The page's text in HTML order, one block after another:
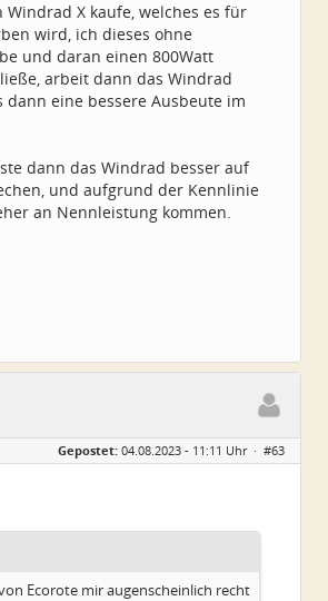
X kaufe, welches es für
wird, ich dieses ohne
und daran einen 800Watt
arbeit dann das Windrad
dann eine bessere Ausbeute im
dann das Windrad besser auf
und aufgrund der Kennlinie
an Nennleistung kommen.
Gepostet: 04.08.2023 - 11:11 Uhr · #63
Ecorote mir augenscheinlich recht